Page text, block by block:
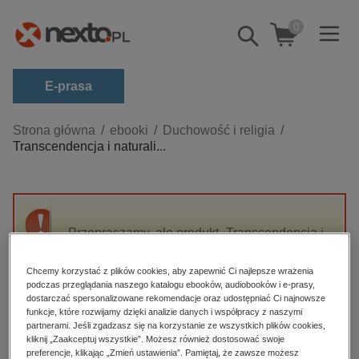
Pokaż/schowaj
wyszukiwarkę
0
E-prasa
Kategorie
Zobacz wszystkie E-prasa
budownictwo, aranżacja wnętrz
darmowe wydania
edukacja
hobby, sport, rozrywka
komputery, internet, technologie, informatyka
Strona główna ebooki
Duchowość i religia
Transcendencja i naturali...
Przepraszamy, ale produkt „Transcendencja i
High-contrast mode
Polecane
Chcemy korzystać z plików cookies, aby zapewnić Ci najlepsze wrażenia
podczas przeglądania naszego katalogu ebooków, audiobooków i e-prasy,
dostarczać spersonalizowane rekomendacje oraz udostępniać Ci najnowsze
funkcje, które rozwijamy dzięki analizie danych i współpracy z naszymi
partnerami. Jeśli zgadzasz się na korzystanie ze wszystkich plików cookies,
kliknij „Zaakceptuj wszystkie”. Możesz również dostosować swoje
preferencje, klikając „Zmień ustawienia”. Pamiętaj, że zawsze możesz